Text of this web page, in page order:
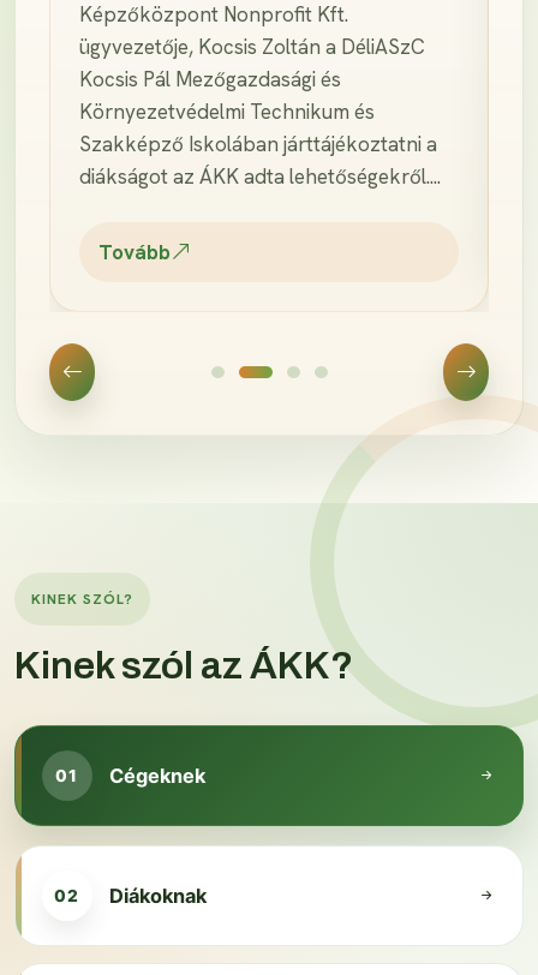
Képzőközpont Nonprofit Kft.
ügyvezetője, Kocsis Zoltán a DéliASzC
Kocsis Pál Mezőgazdasági és
Környezetvédelmi Technikum és
Szakképző Iskolában járttájékoztatni a
diákságot az ÁKK adta lehetőségekről....
Tovább
KINEK SZÓL?
Kinek szól az ÁKK?
Cégeknek
Diákoknak